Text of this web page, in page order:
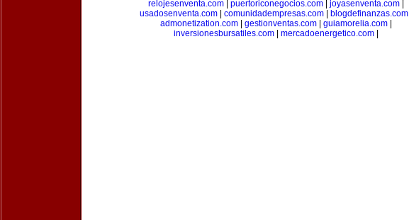
relojesenventa.com| puertoriconegocios.com| joyasenventa.com|
usadosenventa.com| comunidadempresas.com| blogdefinanzas.com|
admonetization.com| gestionventas.com| guiamorelia.com|
inversionesbursatiles.com| mercadoenergetico.com|